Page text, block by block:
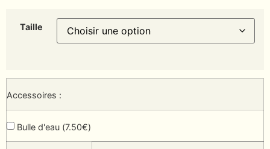
Taille
Accessoires :
Bulle d'eau (7.50€)